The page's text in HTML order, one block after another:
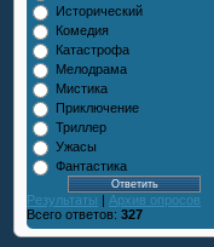
Исторический
Комедия
Катастрофа
Мелодрама
Мистика
Приключение
Триллер
Ужасы
Фантастика
Результаты | Архив опросов
Всего ответов: 327